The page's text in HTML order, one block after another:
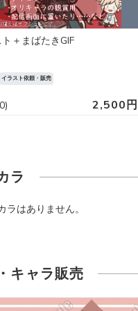
＋まばたきGIF
イラスト依頼・販売
2,500円
ラ
ラはありません。
キャラ販売